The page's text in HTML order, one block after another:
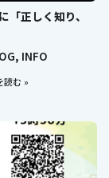
正しく知り、
, INFO
読む »